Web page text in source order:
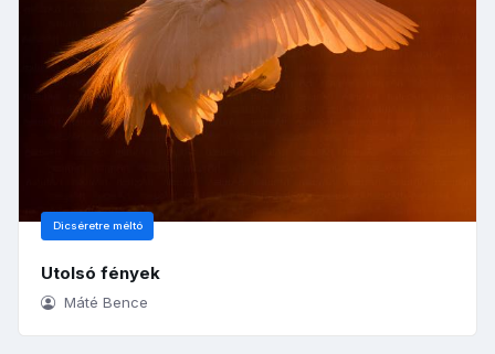
Dicséretre méltó
Utolsó fények
Máté Bence